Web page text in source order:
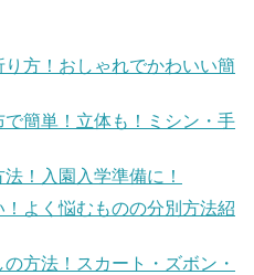
方！おしゃれでかわいい簡
簡単！立体も！ミシン・手
！入園入学準備に！
よく悩むものの分別方法紹
方法！スカート・ズボン・